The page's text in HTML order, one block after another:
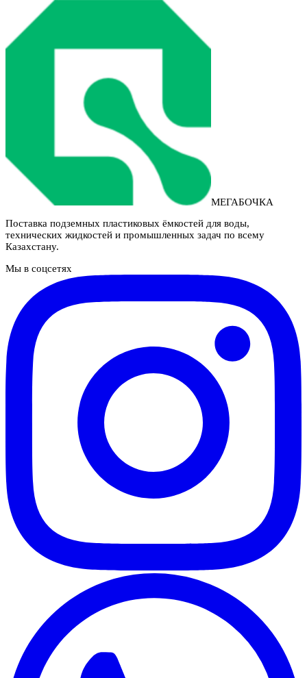
МЕГАБОЧКА
Поставка подземных пластиковых ёмкостей для воды,
технических жидкостей и промышленных задач по всему
Казахстану.
Мы в соцсетях